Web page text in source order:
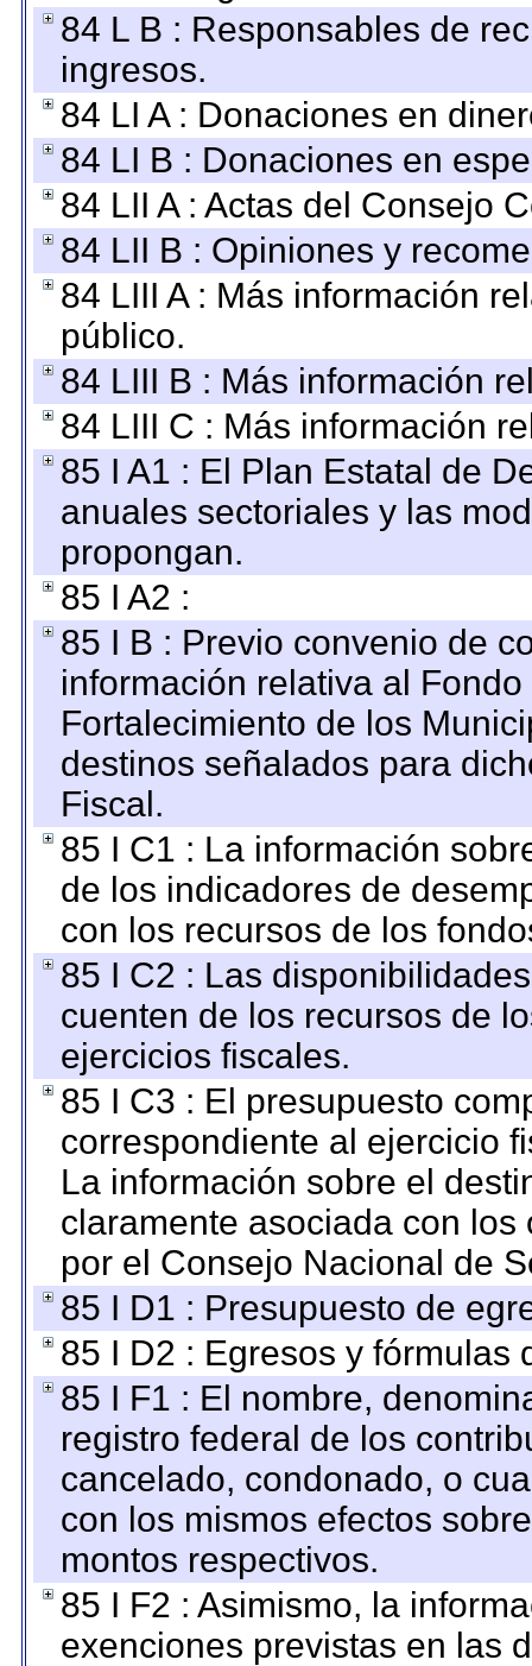
84 L B : Responsables de
ingresos.
84 LI A : Donaciones en
84 LI B : Donaciones en
84 LII A : Actas del Consejo
84 LII B : Opiniones y
84 LIII A : Más información
público.
84 LIII B : Más información
84 LIII C : Más información
85 I A1 : El Plan Estatal de
anuales sectoriales y las
propongan.
85 I A2 :
85 I B : Previo convenio de
información relativa al
Fortalecimiento de los
destinos señalados para
Fiscal.
85 I C1 : La información
de los indicadores de
con los recursos de los
85 I C2 : Las
cuenten de los recursos de
ejercicios fiscales.
85 I C3 : El presupuesto
correspondiente al ejercicio
La información sobre el
claramente asociada con
por el Consejo Nacional de
85 I D1 : Presupuesto de
85 I D2 : Egresos y fórmulas
85 I F1 : El nombre,
registro federal de los
cancelado, condonado, o
con los mismos efectos
montos respectivos.
85 I F2 : Asimismo, la
exenciones previstas en las